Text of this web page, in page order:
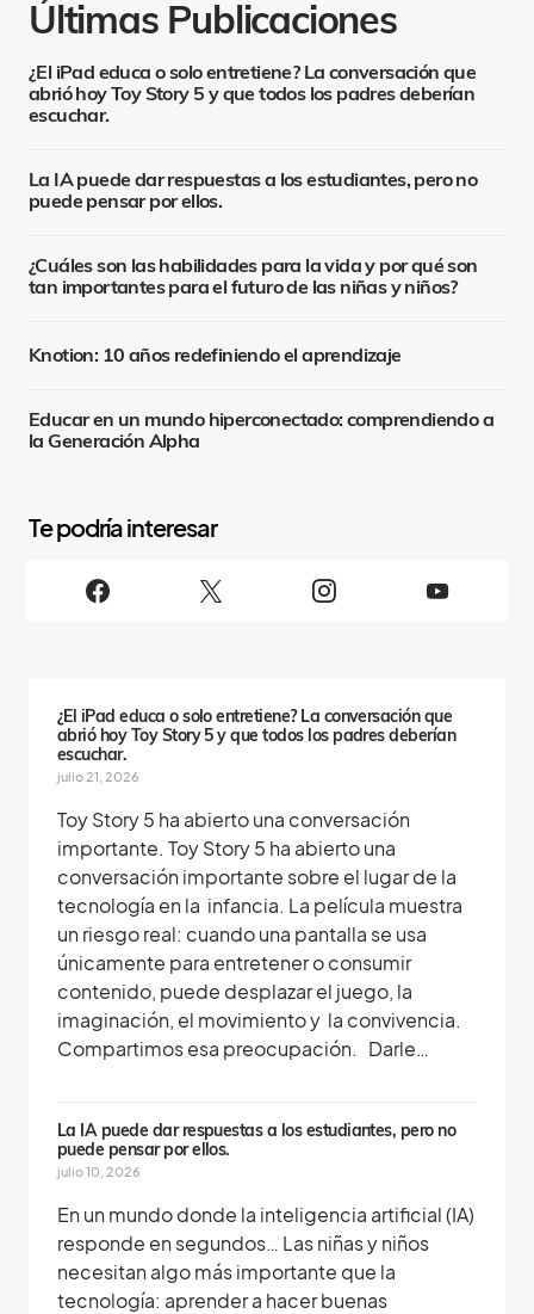
Últimas Publicaciones
¿El iPad educa o solo entretiene? La conversación que
abrió hoy Toy Story 5 y que todos los padres deberían
escuchar.
La IA puede dar respuestas a los estudiantes, pero no
puede pensar por ellos.
¿Cuáles son las habilidades para la vida y por qué son
tan importantes para el futuro de las niñas y niños?
Knotion: 10 años redefiniendo el aprendizaje
Educar en un mundo hiperconectado: comprendiendo a
la Generación Alpha
S
¿El iPad educa o solo entretiene? La conversación que
abrió hoy Toy Story 5 y que todos los padres deberían
escuchar.
julio 21, 2026
Toy Story 5 ha abierto una conversación
importante. Toy Story 5 ha abierto una
conversación importante sobre el lugar de la
tecnología en la infancia. La película muestra
un riesgo real: cuando una pantalla se usa
únicamente para entretener o consumir
contenido, puede desplazar el juego, la
imaginación, el movimiento y la convivencia.
Compartimos esa preocupación. Darle…
La IA puede dar respuestas a los estudiantes, pero no
puede pensar por ellos.
julio 10, 2026
En un mundo donde la inteligencia artificial (IA)
responde en segundos… Las niñas y niños
necesitan algo más importante que la
tecnología: aprender a hacer buenas